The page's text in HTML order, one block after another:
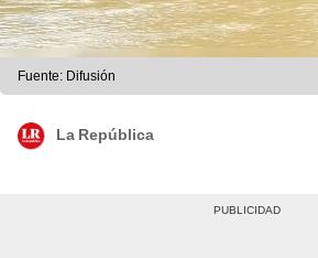
Fuente: Difusión
La República